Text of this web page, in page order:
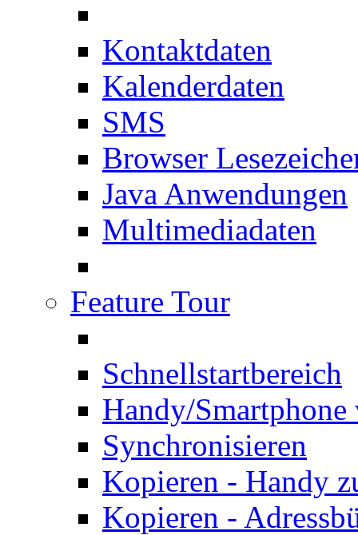
Kontaktdaten
Kalenderdaten
SMS
Browser
Java Anwendungen
Multimediadaten
Feature Tour
Schnellstartbereich
Handy/Smartphone
Synchronisieren
Kopieren - Handy
Kopieren -